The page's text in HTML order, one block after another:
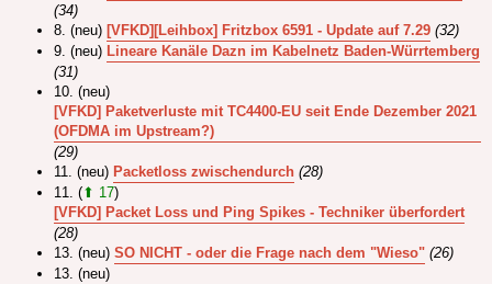
(34)
8. (neu) [VFKD][Leihbox] Fritzbox 6591 - Update auf 7.29 (32)
9. (neu) Lineare Kanäle Dazn im Kabelnetz Baden-Würrtemberg
(31)
10. (neu)
[VFKD] Paketverluste mit TC4400-EU seit Ende Dezember 2021
(OFDMA im Upstream?)
(29)
11. (neu) Packetloss zwischendurch (28)
11. (⬆ 17)
[VFKD] Packet Loss und Ping Spikes - Techniker überfordert
(28)
13. (neu) SO NICHT - oder die Frage nach dem "Wieso" (26)
13. (neu)